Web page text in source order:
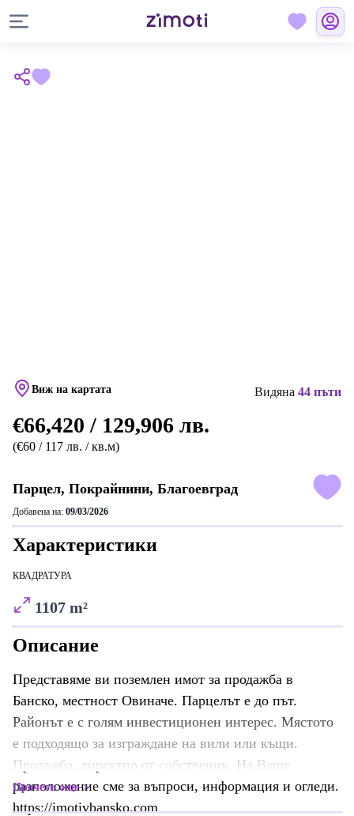
Виж на картата Видяна 44 пъти
€66,420 / 129,906 лв.
(€60 / 117 лв. / кв.м)
Парцел, Покрайнини, Благоевград
Добавена на: 09/03/2026
Характеристики
КВАДРАТУРА
1107 m²
Описание
Представяме ви поземлен имот за продажба в
Банско, местност Овиначе. Парцелът е до път.
Районът е с голям инвестиционен интерес. Мястото
е подходящо за изграждане на вили или къщи.
Продажба, директно от собственик. На Ваше
разположение сме за въпроси, информация и огледи.
https://imotivbansko.com
Прочети още